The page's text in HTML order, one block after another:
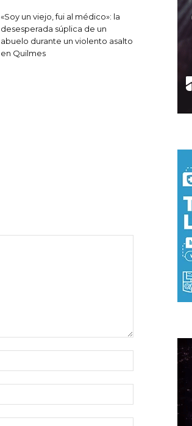
«Soy un viejo, fui al médico»: la
desesperada súplica de un
abuelo durante un violento asalto
en Quilmes